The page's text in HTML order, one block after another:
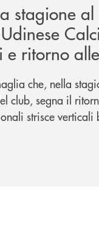
stagione
e ritorno alle
che, nella
club, segna il
strisce verticali